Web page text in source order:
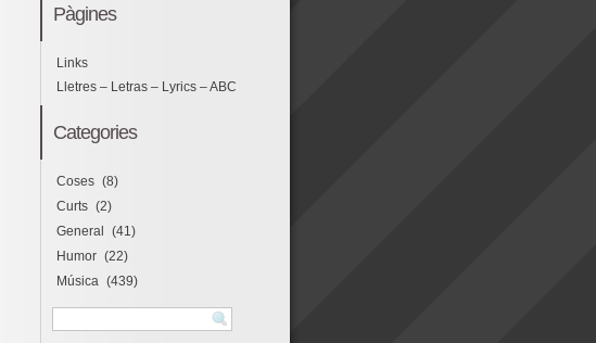
Pàgines
Links
Lletres – Letras – Lyrics – ABC
Categories
Coses (8)
Curts (2)
General
(41)
Humor (22)
Música (439)